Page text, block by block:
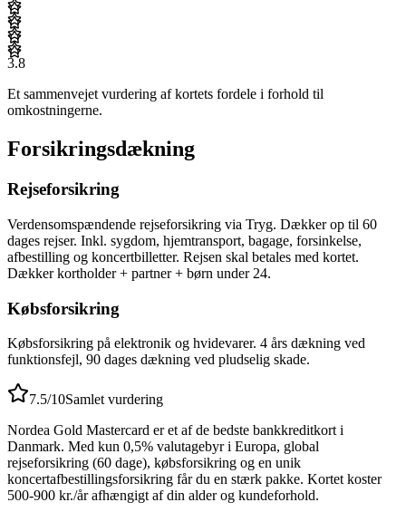
3.8
Et sammenvejet vurdering af kortets fordele i forhold til
omkostningerne.
Forsikringsdækning
Rejseforsikring
Verdensomspændende rejseforsikring via Tryg. Dækker op til 60
dages rejser. Inkl. sygdom, hjemtransport, bagage, forsinkelse,
afbestilling og koncertbilletter. Rejsen skal betales med kortet.
Dækker kortholder + partner + børn under 24.
Købsforsikring
Købsforsikring på elektronik og hvidevarer. 4 års dækning ved
funktionsfejl, 90 dages dækning ved pludselig skade.
7.5/10Samlet vurdering
Nordea Gold Mastercard er et af de bedste bankkreditkort i
Danmark. Med kun 0,5% valutagebyr i Europa, global
rejseforsikring (60 dage), købsforsikring og en unik
koncertafbestillingsforsikring får du en stærk pakke. Kortet koster
500-900 kr./år afhængigt af din alder og kundeforhold.